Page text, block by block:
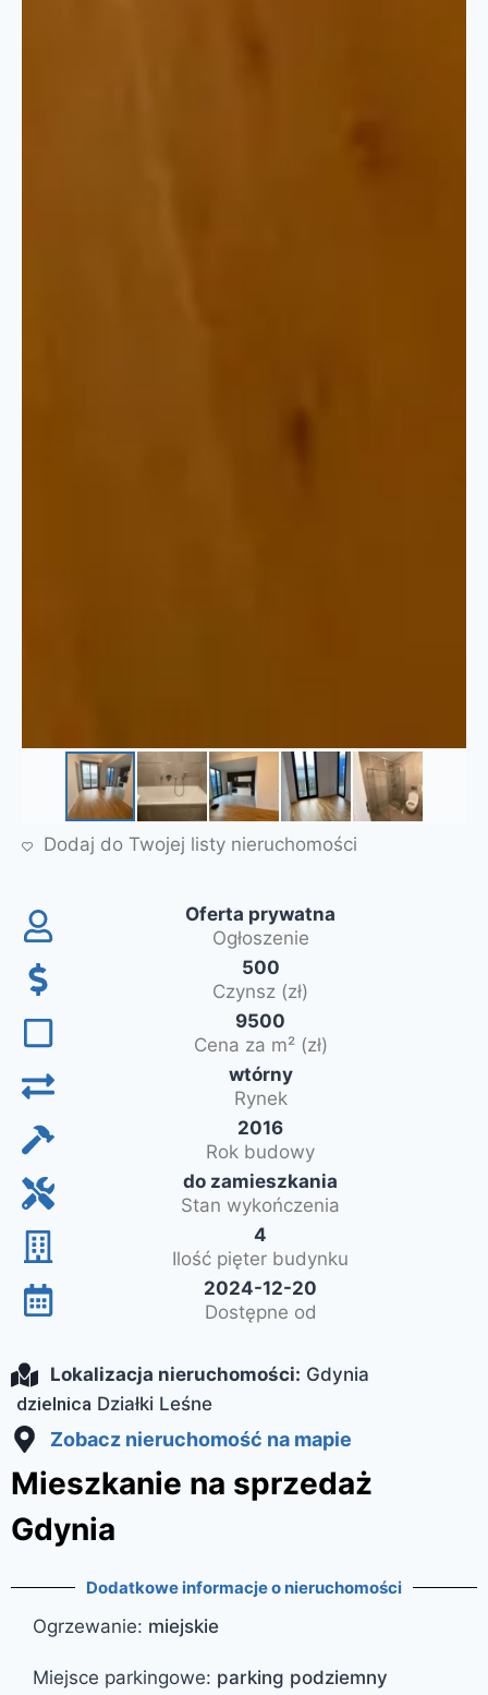
Dodaj do Twojej listy nieruchomości
Oferta prywatna
Ogłoszenie
500
Czynsz (zł)
9500
Cena za m² (zł)
wtórny
Rynek
2016
Rok budowy
do zamieszkania
Stan wykończenia
4
Ilość pięter budynku
2024-12-20
Dostępne od
Lokalizacja nieruchomości: Gdynia
dzielnica Działki Leśne
Zobacz nieruchomość na mapie
Mieszkanie na sprzedaż
Gdynia
Dodatkowe informacje o nieruchomości
Ogrzewanie: miejskie
Miejsce parkingowe: parking podziemny